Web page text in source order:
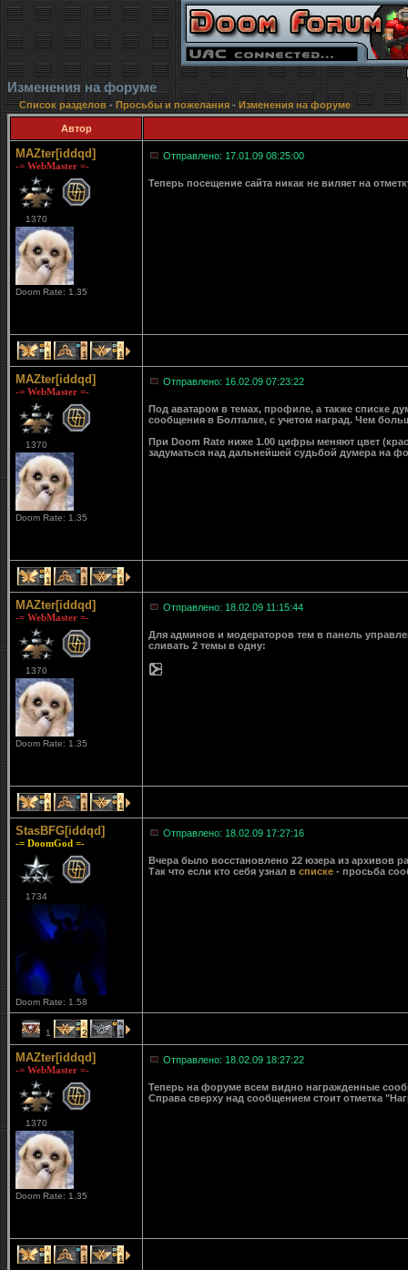
Изменения на форуме
Список разделов- Просьбы и пожелания - Изменения на форуме
Автор
MAZter[iddqd]
-= WebMaster =-
1370
Doom Rate: 1.35
Отправлено: 17.01.09 08:25:00
Теперь посещение сайта никак не виляет на
1 1 1
MAZter[iddqd]
-= WebMaster =-
1370
Doom Rate: 1.35
Отправлено: 16.02.09 07:23:22
Под аватаром в темах, профиле, а также списке
сообщения в Болталке, с учетом наград. Чем
При Doom Rate ниже 1.00 цифры меняют цвет
задуматься над дальнейшей судьбой думера на
1 1 1
MAZter[iddqd]
-= WebMaster =-
1370
Doom Rate: 1.35
Отправлено: 18.02.09 11:15:44
Для админов и модераторов тем в панель
сливать 2 темы в одну:
1 1 1
StasBFG[iddqd]
-= DoomGod =-
1734
Doom Rate: 1.58
Отправлено: 18.02.09 17:27:16
Вчера было восстановлено 22 юзера из архивов
Так что если кто себя узнал в списке - просьба
1 2 1
MAZter[iddqd]
-= WebMaster =-
1370
Doom Rate: 1.35
Отправлено: 18.02.09 18:27:22
Теперь на форуме всем видно награжденные
Справа сверху над сообщением стоит отметка
1 1 1